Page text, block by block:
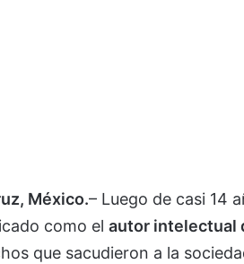
México.– Luego de casi 14
como el autor intelectual
que sacudieron a la